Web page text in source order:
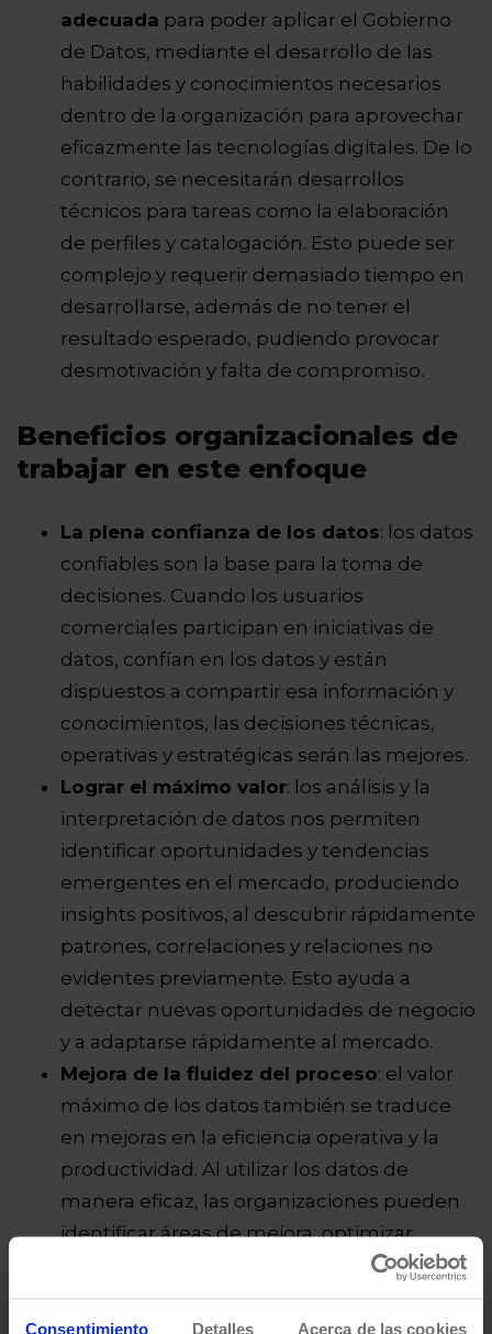
Consentimiento Detalles Acerca de las cookies
adecuada para poder aplicar el Gobierno
de Datos, mediante el desarrollo de las
habilidades y conocimientos necesarios
dentro de la organización para aprovechar
eficazmente las tecnologías digitales. De lo
contrario, se necesitarán desarrollos
técnicos para tareas como la elaboración
de perfiles y catalogación. Esto puede ser
complejo y requerir demasiado tiempo en
desarrollarse, además de no tener el
resultado esperado, pudiendo provocar
desmotivación y falta de compromiso.
Beneficios organizacionales de
trabajar en este enfoque
La plena confianza de los datos: los datos
confiables son la base para la toma de
decisiones. Cuando los usuarios
comerciales participan en iniciativas de
datos, confían en los datos y están
dispuestos a compartir esa información y
conocimientos, las decisiones técnicas,
operativas y estratégicas serán las mejores.
Lograr el máximo valor: los análisis y la
interpretación de datos nos permiten
identificar oportunidades y tendencias
emergentes en el mercado, produciendo
insights positivos, al descubrir rápidamente
patrones, correlaciones y relaciones no
evidentes previamente. Esto ayuda a
detectar nuevas oportunidades de negocio
y a adaptarse rápidamente al mercado.
Mejora de la fluidez del proceso: el valor
máximo de los datos también se traduce
en mejoras en la eficiencia operativa y la
productividad. Al utilizar los datos de
manera eficaz, las organizaciones pueden
identificar áreas de mejora, optimizar
procesos, reducir costes y aumentar la
identificando cuellos de botella,